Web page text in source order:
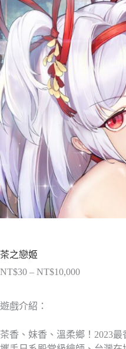
茶之戀姬
NT$30 – NT$10,000價
NT$30
到
遊戲介紹：
茶香、妹香、溫柔鄉！2023最